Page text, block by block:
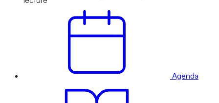
Agenda